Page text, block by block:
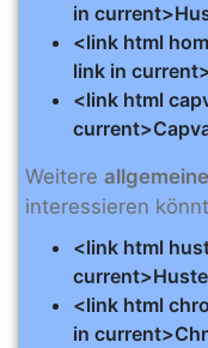
in
<link html
link in
<link html
Weitere
interessieren
<link html
<link html
in